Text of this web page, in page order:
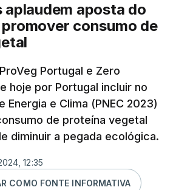
aposta do
consumo de
Portugal e Zero
hoje por Portugal incluir no
Energia e Clima (PNEC 2023)
de proteína vegetal
diminuir a pegada ecológica.
12:35
COMO FONTE INFORMATIVA